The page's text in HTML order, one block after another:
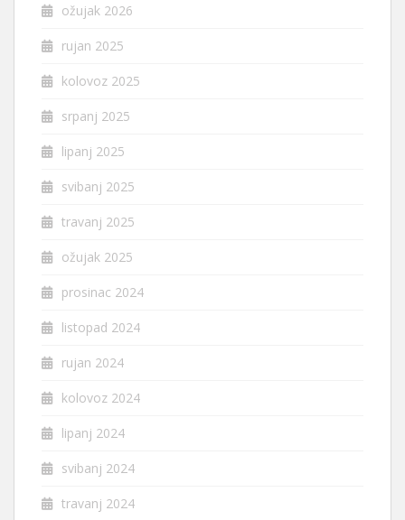
ožujak 2026
rujan 2025
kolovoz 2025
srpanj 2025
lipanj 2025
svibanj 2025
travanj 2025
ožujak 2025
prosinac 2024
listopad 2024
rujan 2024
kolovoz 2024
lipanj 2024
svibanj 2024
travanj 2024